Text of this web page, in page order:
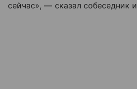
сейчас», — сказал собеседник